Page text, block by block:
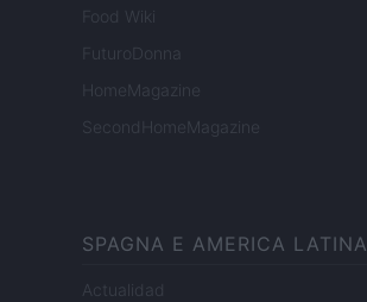
Food Wiki
FuturoDonna
HomeMagazine
SecondHomeMagazine
SPAGNA E AMERICA LATINA
Actualidad